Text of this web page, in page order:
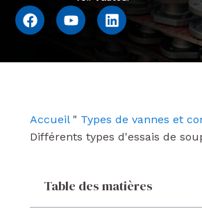
F
a
k
Y
o
L
i
n
Accueil" Types de vannes et
Différents types d'essais de
Table des matières